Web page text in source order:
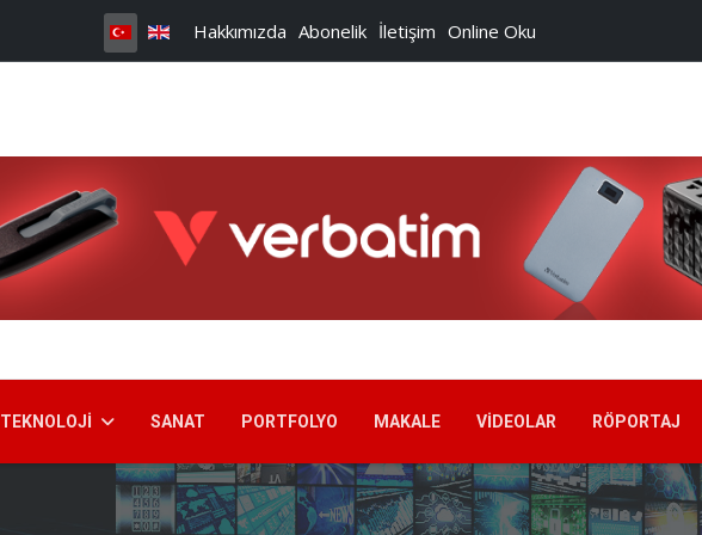
Hakkımızda Abonelik İletişim Online Oku
TEKNOLOJI SANAT PORTFOLYO MAKALE VIDEOLAR RÖPORTAJ